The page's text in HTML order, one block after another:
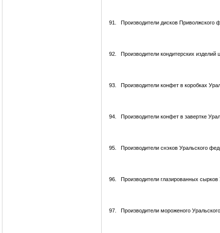
91. Производители дисков Приволжского
92. Производители кондитерских изделий
93. Производители конфет в коробках
94. Производители конфет в завертке
95. Производители снэков Уральского
96. Производители глазированных сырков
97. Производители мороженого